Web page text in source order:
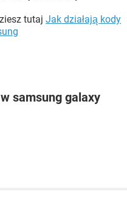
tutaj Jak działają kody
samsung galaxy